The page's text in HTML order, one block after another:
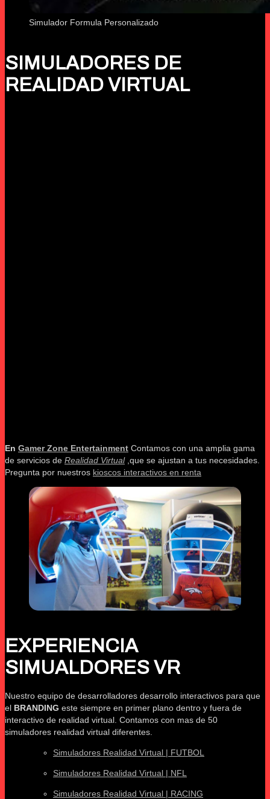
Simulador Formula Personalizado
SIMULADORES DE
REALIDAD VIRTUAL
En Gamer Zone Entertainment Contamos con una amplia gama
de servicios de Realidad Virtual,que se ajustan a tus necesidades.
Pregunta por nuestros kioscos interactivos en renta
EXPERIENCIA
SIMUALDORES VR
Nuestro equipo de desarrolladores desarrollo interactivos para que
el BRANDING este siempre en primer plano dentro y fuera de
interactivo de realidad virtual. Contamos con mas de 50
simuladores realidad virtual diferentes.
Simuladores Realidad Virtual | FUTBOL
Simuladores Realidad Virtual | NFL
Simuladores Realidad Virtual | RACING